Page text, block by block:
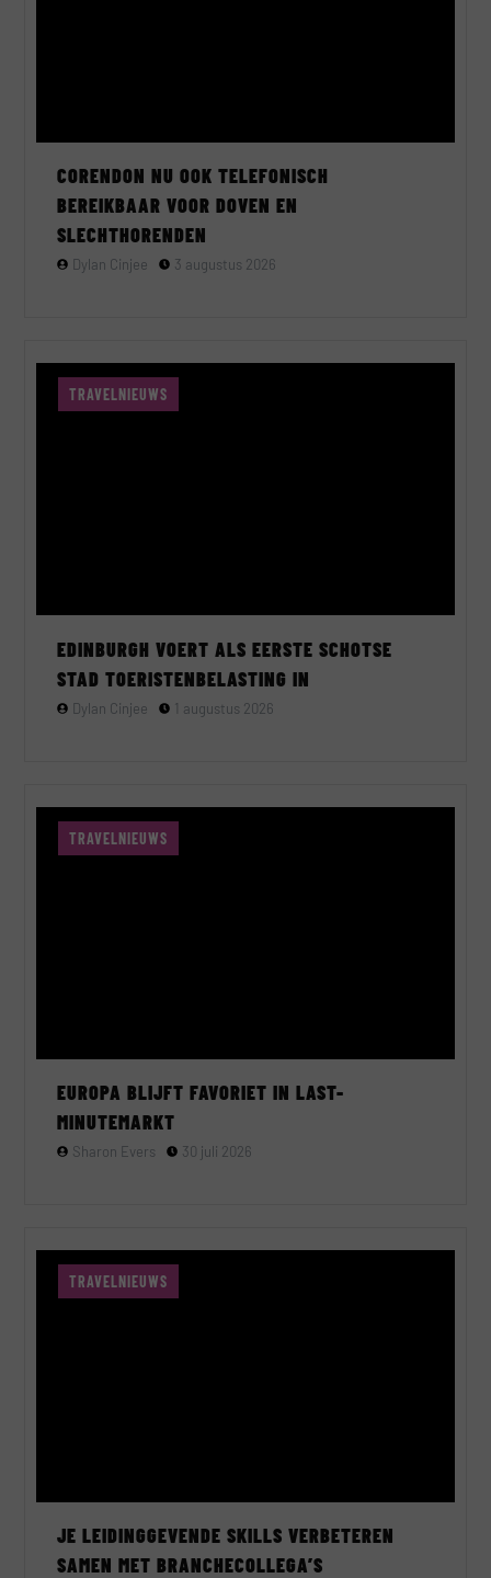
CORENDON NU OOK TELEFONISCH
BEREIKBAAR VOOR DOVEN EN
SLECHTHORENDEN
Dylan Cinjee 3 augustus 2026
TRAVELNIEUWS
EDINBURGH VOERT ALS EERSTE SCHOTSE
STAD TOERISTENBELASTING IN
Dylan Cinjee 1 augustus 2026
TRAVELNIEUWS
EUROPA BLIJFT FAVORIET IN LAST-
MINUTEMARKT
Sharon Evers 30 juli 2026
TRAVELNIEUWS
JE LEIDINGGEVENDE SKILLS VERBETEREN
SAMEN MET BRANCHECOLLEGA’S